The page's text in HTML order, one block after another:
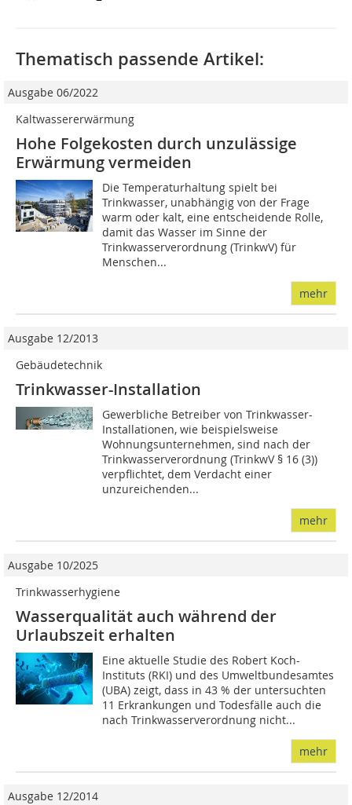
Thematisch passende Artikel:
Ausgabe 06/2022
Kaltwassererwärmung
Hohe Folgekosten durch unzulässige
Erwärmung vermeiden
Die Temperaturhaltung spielt bei
Trinkwasser, unabhängig von der Frage
warm oder kalt, eine entscheidende Rolle,
damit das Wasser im Sinne der
Trinkwasserverordnung (TrinkwV) für
Menschen...
mehr
Ausgabe 12/2013
Gebäudetechnik
Trinkwasser-Installation
Gewerbliche Betreiber von Trinkwasser-
Installationen, wie beispielsweise
Wohnungsunternehmen, sind nach der
Trinkwasserverordnung (TrinkwV § 16 (3))
verpflichtet, dem Verdacht einer
unzureichenden...
mehr
Ausgabe 10/2025
Trinkwasserhygiene
Wasserqualität auch während der
Urlaubszeit erhalten
Eine aktuelle Studie des Robert Koch-
Instituts (RKI) und des Umweltbundesamtes
(UBA) zeigt, dass in 43 % der untersuchten
11 Erkrankungen und Todesfälle auch die
nach Trinkwasserverordnung nicht...
mehr
Ausgabe 12/2014